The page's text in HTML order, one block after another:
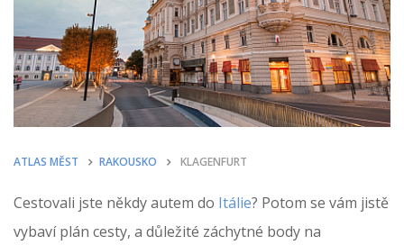
ATLAS MĚST RAKOUSKO KLAGENFURT
Cestovali jste někdy autem do Itálie? Potom se vám jistě
vybaví plán cesty, a důležité záchytné body na